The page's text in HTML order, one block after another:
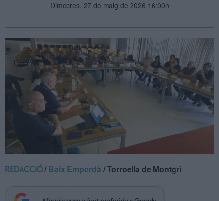
Dimecres, 27 de maig de 2026 16:00h
REDACCIÓ /Baix Empordà / Torroella de Montgrí